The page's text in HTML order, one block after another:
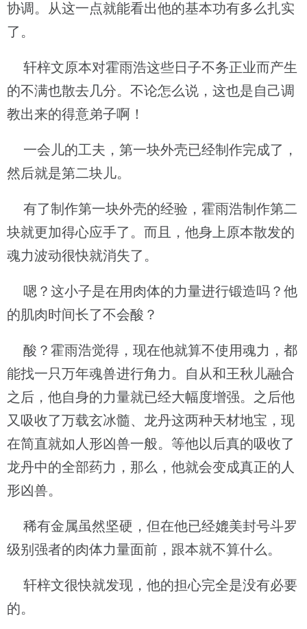
协调。从这一点就能看出他的基本功有多么扎实
了。
轩梓文原本对霍雨浩这些日子不务正业而产生
的不满也散去几分。不论怎么说，这也是自己调
教出来的得意弟子啊！
一会儿的工夫，第一块外壳已经制作完成了，
然后就是第二块儿。
有了制作第一块外壳的经验，霍雨浩制作第二
块就更加得心应手了。而且，他身上原本散发的
魂力波动很快就消失了。
嗯？这小子是在用肉体的力量进行锻造吗？他
的肌肉时间长了不会酸？
酸？霍雨浩觉得，现在他就算不使用魂力，都
能找一只万年魂兽进行角力。自从和王秋儿融合
之后，他自身的力量就已经大幅度增强。之后他
又吸收了万载玄冰髓、龙丹这两种天材地宝，现
在简直就如人形凶兽一般。等他以后真的吸收了
龙丹中的全部药力，那么，他就会变成真正的人
形凶兽。
稀有金属虽然坚硬，但在他已经媲美封号斗罗
级别强者的肉体力量面前，跟本就不算什么。
轩梓文很快就发现，他的担心完全是没有必要
的。